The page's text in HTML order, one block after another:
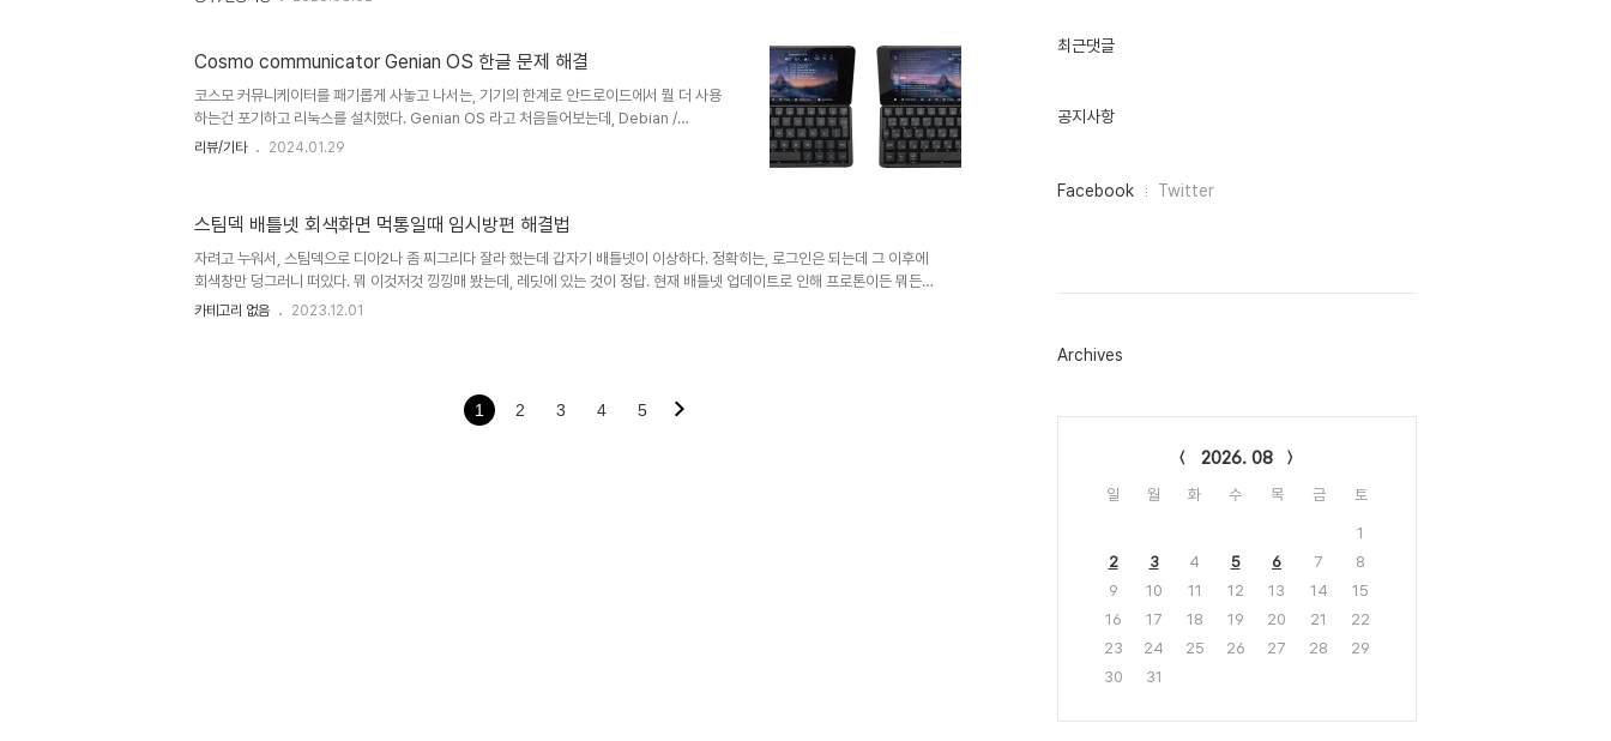
하 이 글에서는 약 2만 개라고 부르자. 앞 편에..
Cosmo communicator Genian OS 한글 문제 해결
코스모 커뮤니케이터를 패기롭게 사놓고 나서는, 기기의 한계로 안드로이드에서 뭘 더 사용
하는건 포기하고 리눅스를 설치했다. Genian OS 라고 처음들어보는데, Debian /
Ubuntu 계열인 듯. 일단 설치하면 US 키보드 배열로 되어 있는데, 쓰는 사람은 알다시피
한다. 1. 레이아웃에 한글 레이아웃 추가 안드로이드에서는 자소분리 일어나긴 했지만 레이
아웃을 지원은 했다. Genian OS 에서는 지원조차 하지않는다. 수정..
리뷰/기타 2024.01.29
스팀덱 배틀넷 회색화면 먹통일때 임시방편 해결법
자려고 누워서, 스팀덱으로 디아2나 좀 찌그리다 잘라 했는데 갑자기 배틀넷이 이상하다. 정확히는, 로그인은 되는데 그 이후에
회색창만 덩그러니 떠있다. 뭐 이것저것 낑낑매 봤는데, 레딧에 있는 것이 정답. 현재 배틀넷 업데이트로 인해 프로톤이든 뭐든
부딛히는게 있어서 화면이 안나오는 증상임. 실행 방법은 크게 2가지. 1. 데스크탑 모드에서 배틀넷을 켜면 마찬가지로 회색화면
카테고리 없음 2023.12.01
1 2 3 4 5
인
최근댓글
공지사항
페
그
Facebook Twitter
Archives
2026. 08
일 월 화 수 목 금 토
1
2
3 4 5 6 7
8
9
10 11 12 13 14
15
16
17 18 19 20 21
22
23
24 25 26 27 28
29
30
31